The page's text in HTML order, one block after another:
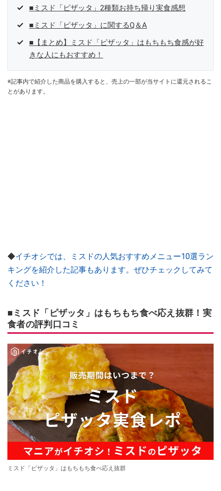
■ミスド「ピザッタ」2種類お持ち帰り実食感想
■ミスド「ピザッタ」に関するQ＆A
■【まとめ】ミスド「ピザッタ」はもちもち食感が好
きな人にもおすすめ！
※記事内で紹介した商品を購入すると、売上の一部が当サイトに還元されるこ
とがあります。
◆イチオシでは、ミスドの人気おすすめメニュー10選ラン
キングを紹介した記事もあります。ぜひチェックしてみて
ください！
■ミスド「ピザッタ」はもちもち食べ応え抜群！実
食者の評判口コミ
ミスド「ピザッタ」はもちもち食べ応え抜群